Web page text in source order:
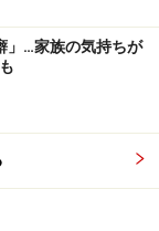
次のページへ
」…家族の気持ちが